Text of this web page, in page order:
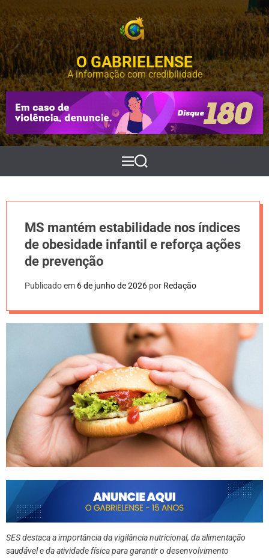
k
p
t
o
c
o
n
t
e
O GABRIELENSE
A informação com credibilidade
M
e
P
e
s
r
MS mantém estabilidade nos índices
de obesidade infantil e reforça ações
de prevenção
Publicado em 6 de junho de 2026 por Redação
SES destaca a importância da vigilância nutricional, da alimentação
saudável e da atividade física para garantir o desenvolvimento